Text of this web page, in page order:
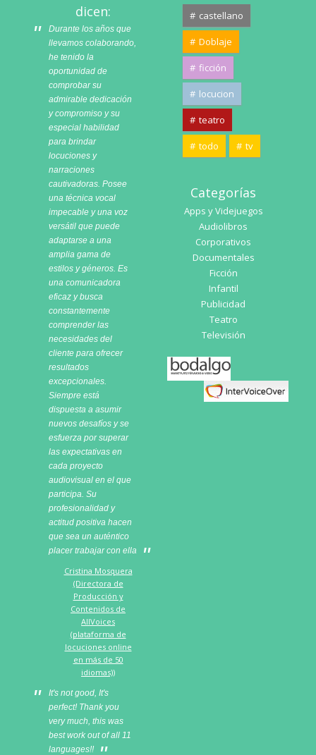
dicen:
Durante los años que
llevamos colaborando,
he tenido la
oportunidad de
comprobar su
admirable dedicación
y compromiso y su
especial habilidad
para brindar
locuciones y
narraciones
cautivadoras. Posee
una técnica vocal
impecable y una voz
versátil que puede
adaptarse a una
amplia gama de
estilos y géneros. Es
una comunicadora
eficaz y busca
constantemente
comprender las
necesidades del
cliente para ofrecer
resultados
excepcionales.
Siempre está
dispuesta a asumir
nuevos desafíos y se
esfuerza por superar
las expectativas en
cada proyecto
audiovisual en el que
participa. Su
profesionalidad y
actitud positiva hacen
que sea un auténtico
placer trabajar con ella
Cristina Mosquera
(Directora de
Producción y
Contenidos de
AllVoices
(plataforma de
locuciones online
en más de 50
idiomas))
It's not good, It's
perfect! Thank you
very much, this was
best work out of all 11
languages!!
castellano
Doblaje
ficción
locucion
teatro
todo tv
Categorías
Apps y Videjuegos
Audiolibros
Corporativos
Documentales
Ficción
Infantil
Publicidad
Teatro
Televisión
Bodalgo